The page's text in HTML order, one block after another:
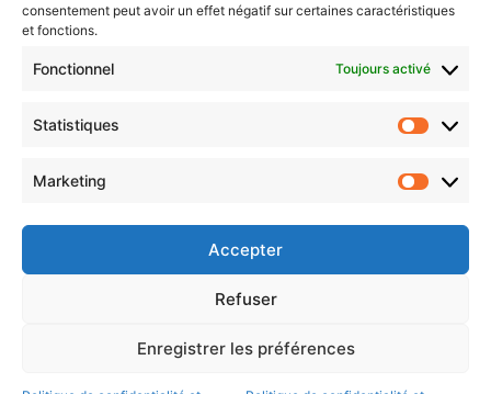
consentement peut avoir un effet négatif sur certaines caractéristiques
et fonctions.
Fonctionnel Toujours activé
Statistiques
Marketing
Accepter
Refuser
Enregistrer les préférences
Choisissez : matin, soir ou hebdo ?
votre